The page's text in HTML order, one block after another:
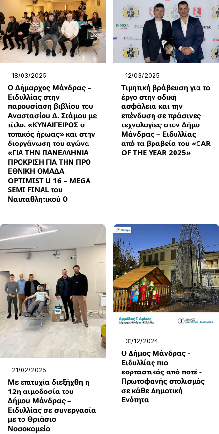
18/03/2025
Ο Δήμαρχος Μάνδρας –
Ειδυλλίας στην
παρουσίαση βιβλίου του
Αναστασίου Δ. Στάμου με
τίτλο: «ΚΥΝΑΙΓΕΙΡΟΣ ο
τοπικός ήρωας» και στην
διοργάνωση του αγώνα
«ΓΙΑ ΤΗΝ ΠΑΝΕΛΛΗΝΙΑ
ΠΡΟΚΡΙΣΗ ΓΙΑ ΤΗΝ ΠΡΟ
ΕΘΝΙΚΗ ΟΜΑΔΑ
OPTIMIST U 16 – MEGA
SEMI FINAL του
Ναυταθλητικού Ο
12/03/2025
Τιμητική βράβευση για το
έργο στην οδική
ασφάλεια και την
επένδυση σε πράσινες
τεχνολογίες στον Δήμο
Μάνδρας – Ειδυλλίας
από τα βραβεία του «CAR
OF THE YEAR 2025»
21/02/2025
Με επιτυχία διεξήχθη η
12η αιμοδοσία του
Δήμου Μάνδρας –
Ειδυλλίας σε συνεργασία
με το Θριάσιο
Νοσοκομείο
31/12/2024
Ο Δήμος Μάνδρας -
Ειδυλλίας πιο
εορταστικός από ποτέ -
Πρωτοφανής στολισμός
σε κάθε Δημοτική
Ενότητα